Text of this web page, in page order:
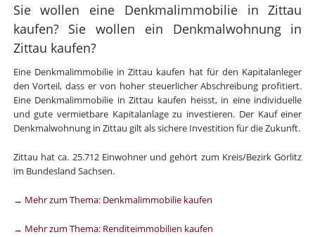
Sie wollen eine Denkmalimmobilie in Zittau
kaufen? Sie wollen ein Denkmalwohnung in
Zittau kaufen?
Eine Denkmalimmobilie in Zittau kaufen hat für den Kapitalanleger
den Vorteil, dass er von hoher steuerlicher Abschreibung profitiert.
Eine Denkmalimmobilie in Zittau kaufen heisst, in eine individuelle
und gute vermietbare Kapitalanlage zu investieren. Der Kauf einer
Denkmalwohnung in Zittau gilt als sichere Investition für die Zukunft.
Zittau hat ca. 25.712 Einwohner und gehört zum Kreis/Bezirk Görlitz
im Bundesland Sachsen.
→ Mehr zum Thema: Denkmalimmobilie kaufen
→ Mehr zum Thema: Renditeimmobilien kaufen